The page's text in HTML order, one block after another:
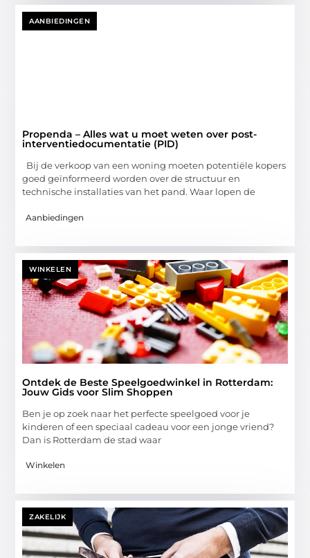
AANBIEDINGEN
Propenda – Alles wat u moet weten over post-
interventiedocumentatie (PID)
Bij de verkoop van een woning moeten potentiële kopers
goed geïnformeerd worden over de structuur en
technische installaties van het pand. Waar lopen de
Aanbiedingen
WINKELEN
Ontdek de Beste Speelgoedwinkel in Rotterdam:
Jouw Gids voor Slim Shoppen
Ben je op zoek naar het perfecte speelgoed voor je
kinderen of een speciaal cadeau voor een jonge vriend?
Dan is Rotterdam de stad waar
Winkelen
ZAKELIJK